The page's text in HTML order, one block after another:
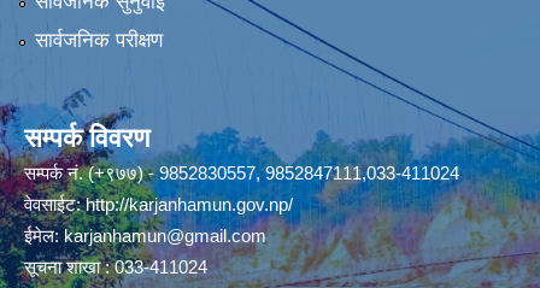
सार्वजनिक परीक्षण
सम्पर्क विवरण
सम्पर्क नं. (+९७७) - 9852830557, 9852847111,033-411024
वेवसाईट:http://karjanhamun.gov.np/
ईमेल:karjanhamun@gmail.com
सूचना शाखा : 033-411024